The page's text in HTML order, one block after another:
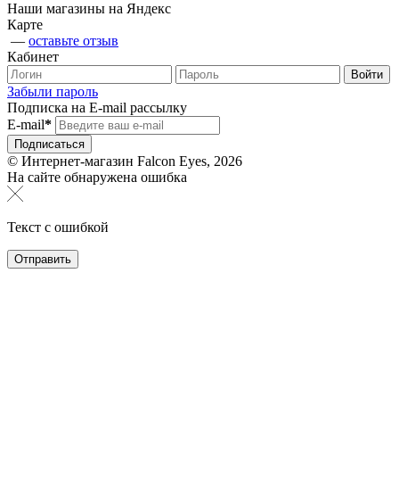
Наши магазины на Яндекс
Карте
— оставьте отзыв
Кабинет
Забыли пароль
Подписка на E-mail рассылку
E-mail*
© Интернет-магазин Falcon Eyes, 2026
На сайте обнаружена ошибка
Текст с ошибкой